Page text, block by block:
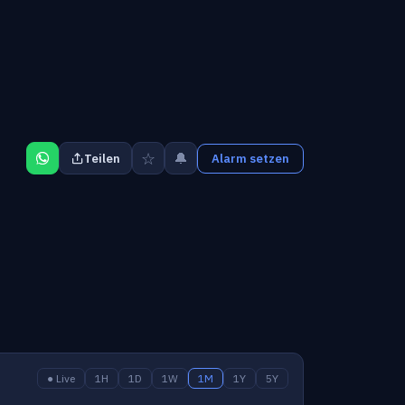
Teilen ☆ 🔔 Alarm setzen
● Live 1H 1D 1W 1M 1Y 5Y